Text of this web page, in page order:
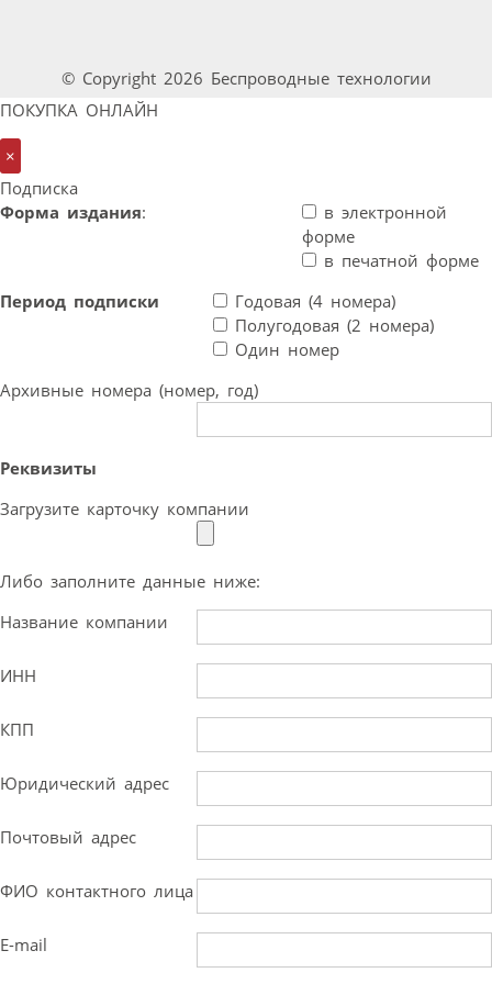
© Copyright 2026 Беспроводные технологии
ПОКУПКА ОНЛАЙН
×
Подписка
Форма издания:
в электронной
форме
в печатной форме
Период подписки
Годовая (4 номера)
Полугодовая (2 номера)
Один номер
Архивные номера (номер, год)
Реквизиты
Загрузите карточку компании
Либо заполните данные ниже:
Название компании
ИНН
КПП
Юридический адрес
Почтовый адрес
ФИО контактного лица
E-mail